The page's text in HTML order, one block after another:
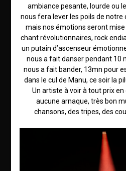
ambiance pesante, lourde ou
nous fera lever les poils de notre
mais nos émotions seront
chant révolutionnaires, rock
un putain d’ascenseur
nous a fait danser pendant 10
nous a fait bander, 13mn pour
dans le cul de Manu, ce soir la
Un artiste à voir à tout prix
aucune arnaque, très bon
chansons, des tripes, des